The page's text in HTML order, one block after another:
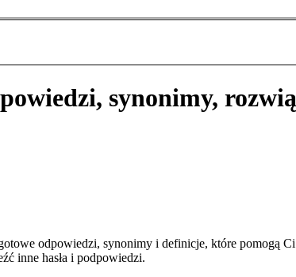
synonimy,
odpowiedzi, synonimy i definicje, które pomogą
inne hasła i podpowiedzi.